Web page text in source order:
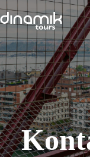
Inhalt
springen